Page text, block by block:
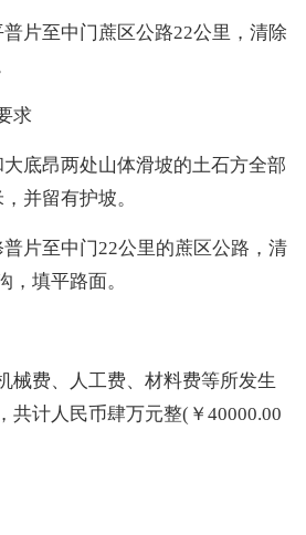
至中门蔗区公路22公里，清除
求
昂两处山体滑坡的土石方全部
并留有护坡。
至中门22公里的蔗区公路，清
，填平路面。
费、人工费、材料费等所发生
共计人民币肆万元整(￥40000.00